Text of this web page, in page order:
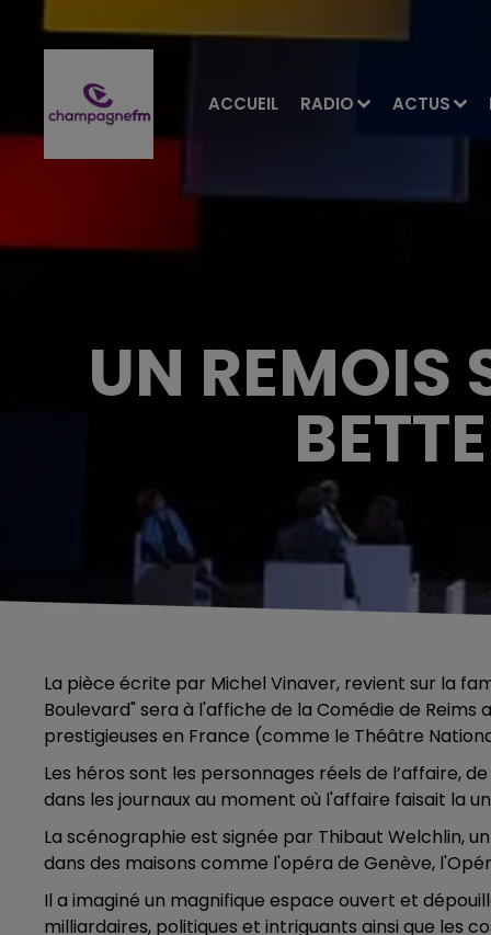
ACCUEIL RADIO ACTUS
UN REMOIS
La pièce écrite par Michel Vinaver, revient sur la
Boulevard" sera à l'affiche de la Comédie de
prestigieuses en France (comme le Théâtre
Les héros sont les personnages réels de l’affaire,
dans les journaux au moment où l'affaire faisait la
La scénographie est signée par Thibaut Welchlin,
dans des maisons comme l'opéra de Genève,
Il a imaginé un magnifique espace ouvert et
milliardaires, politiques et intriguants ainsi que les